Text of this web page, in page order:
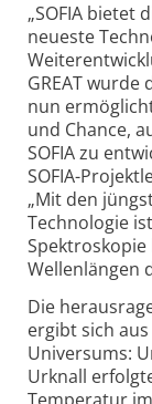
„SOFIA bietet
neueste
GREAT
nun
und Chance,
SOFIA zu
SOFIA-
„Mit den
Technologie
Wellenlängen
Die
ergibt sich
Universums:
Urknall